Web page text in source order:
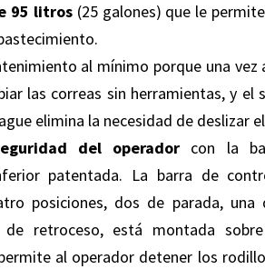
95 litros(25 galones) que le
al mínimo porque una
las correas sin herramientas, y
elimina la necesidad de deslizar
del operador con la
patentada. La barra de
posiciones, dos de parada, una
retroceso, está montada
al operador detener los